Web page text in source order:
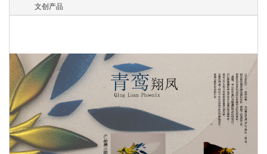
文创产品